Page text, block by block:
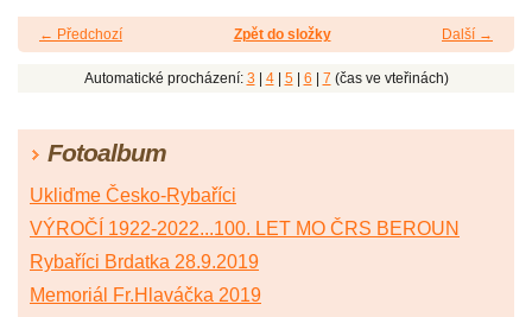
← Předchozí Další →
Zpět do složky
Automatické procházení: 3 4| 5| 6 7 (čas ve vteřinách)
Fotoalbum
Ukliďme Česko-Rybaříci
VÝROČÍ 1922-2022...100. LET MO ČRS BEROUN
Rybaříci Brdatka 28.9.2019
Memoriál Fr.Hlaváčka 2019